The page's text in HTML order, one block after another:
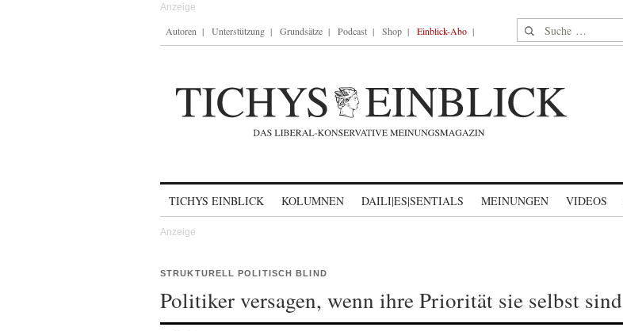
Autoren Unterstützung Grundsätze Podcast Shop Einblick-Abo Suche nach:
TICHYS EINBLICK KOLUMNEN DAILI|ES|SENTIALS MEINUNGEN VIDEOS
STRUKTURELL POLITISCH BLIND
Politiker versagen, wenn ihre Priorität sie selbst sind